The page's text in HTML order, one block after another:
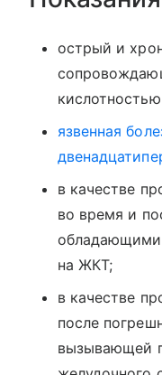
острый и
язвенная
в качестве
во время и
на ЖКТ;
в качестве
после
вызывающей